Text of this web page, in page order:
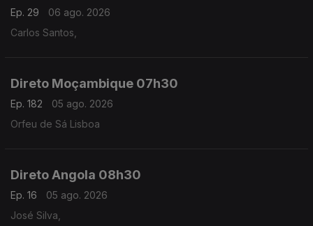
Ep. 29
06 ago. 2026
Carlos Santos,
Direto Moçambique 07h30
Ep. 182
05 ago. 2026
Orfeu de Sá Lisboa
Direto Angola 08h30
Ep. 16
05 ago. 2026
José Silva,